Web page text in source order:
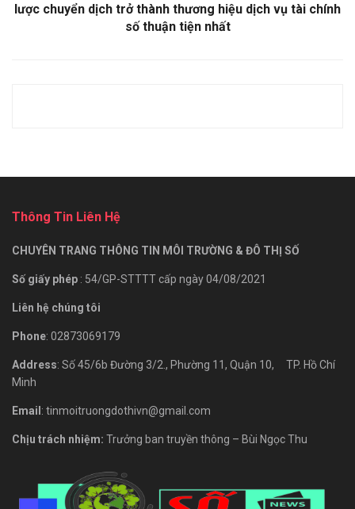
lược chuyển dịch trở thành thương hiệu dịch vụ tài chính
số thuận tiện nhất
Thông Tin Liên Hệ
CHUYÊN TRANG THÔNG TIN MÔI TRƯỜNG & ĐÔ THỊ SỐ
Số giấy phép : 54/GP-STTTT cấp ngày 04/08/2021
Liên hệ chúng tôi
Phone: 02873069179
Address: Số 45/6b Đường 3/2., Phường 11, Quận 10, TP. Hồ Chí
Minh
Email : tinmoitruongdothivn@gmail.com
Chịu trách nhiệm: Trưởng ban truyền thông – Bùi Ngọc Thu